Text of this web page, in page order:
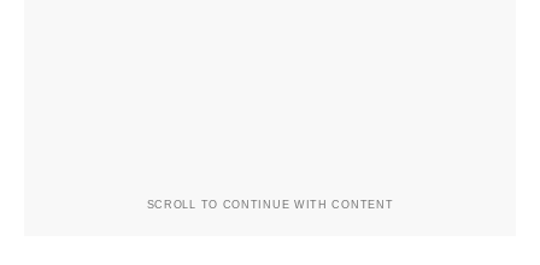
SCROLL TO CONTINUE WITH CONTENT